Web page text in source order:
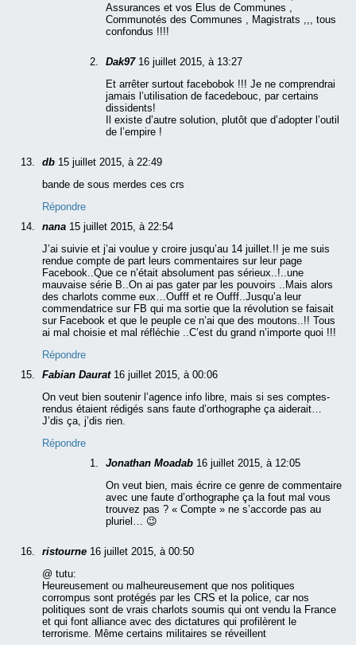
Assurances et vos Elus de Communes ,
Communotés des Communes , Magistrats ,,, tous
confondus !!!!
Dak97 16 juillet 2015, à 13:27
Et arrêter surtout facebobok !!! Je ne comprendrai
jamais l’utilisation de facedebouc, par certains
dissidents!
Il existe d’autre solution, plutôt que d’adopter l’outil
de l’empire !
db 15 juillet 2015, à 22:49
bande de sous merdes ces crs
Répondre
nana 15 juillet 2015, à 22:54
J’ai suivie et j’ai voulue y croire jusqu’au 14 juillet.!! je me suis
rendue compte de part leurs commentaires sur leur page
Facebook..Que ce n’était absolument pas sérieux..!..une
mauvaise série B..On ai pas gater par les pouvoirs ..Mais alors
des charlots comme eux…Oufff et re Oufff..Jusqu’a leur
commendatrice sur FB qui ma sortie que la révolution se faisait
sur Facebook et que le peuple ce n’ai que des moutons..!! Tous
ai mal choisie et mal réfléchie ..C’est du grand n’importe quoi !!!
Répondre
Fabian Daurat 16 juillet 2015, à 00:06
On veut bien soutenir l’agence info libre, mais si ses comptes-
rendus étaient rédigés sans faute d’orthographe ça aiderait…
J’dis ça, j’dis rien.
Répondre
Jonathan Moadab 16 juillet 2015, à 12:05
On veut bien, mais écrire ce genre de commentaire
avec une faute d’orthographe ça la fout mal vous
trouvez pas ? « Compte » ne s’accorde pas au
pluriel… 😉
ristourne 16 juillet 2015, à 00:50
@ tutu:
Heureusement ou malheureusement que nos politiques
corrompus sont protégés par les CRS et la police, car nos
politiques sont de vrais charlots soumis qui ont vendu la France
et qui font alliance avec des dictatures qui profilèrent le
terrorisme. Même certains militaires se réveillent